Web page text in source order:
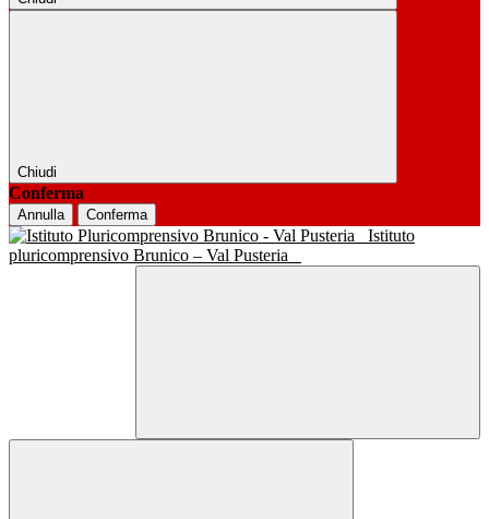
Chiudi
Conferma
Annulla Conferma
Istituto
pluricomprensivo Brunico – Val Pusteria